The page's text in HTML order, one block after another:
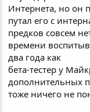
Интернета, но он
путал его с
предков совсем
времени
два года как
бета-тестер у
дополнительных
тоже ничего не